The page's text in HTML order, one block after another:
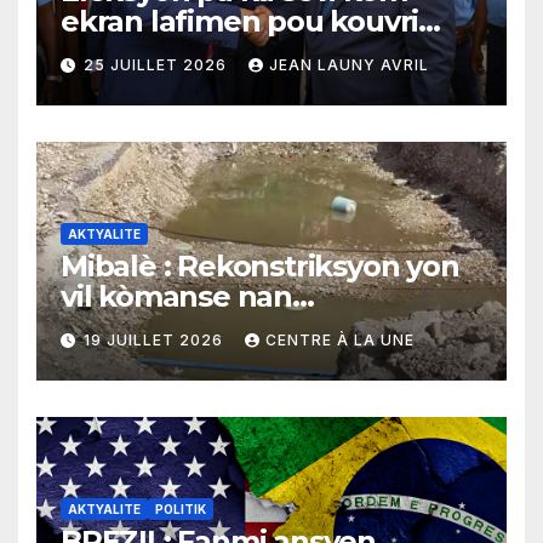
ekran lafimen pou kouvri
echèk tranzisyon an
25 JUILLET 2026 JEAN LAUNY AVRIL
AKTYALITE
Mibalè : Rekonstriksyon yon
vil kòmanse nan
rekonstriksyon lespri moun
yo
19 JUILLET 2026 CENTRE À LA UNE
AKTYALITE POLITIK